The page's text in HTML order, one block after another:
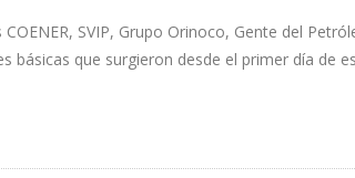
SVIP, Grupo Orinoco, Gente del
básicas que surgieron desde el primer día de